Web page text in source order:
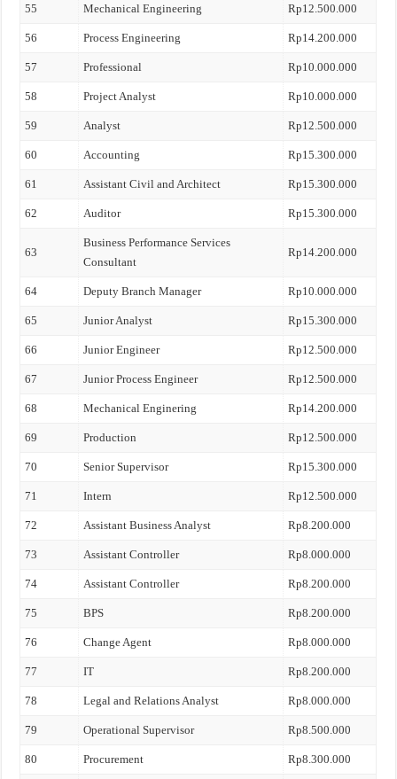
55 Mechanical Engineering Rp12.500.000
56 Process Engineering Rp14.200.000
57 Professional Rp10.000.000
58 Project Analyst Rp10.000.000
59 Analyst Rp12.500.000
60 Accounting Rp15.300.000
61 Assistant Civil and Architect Rp15.300.000
62 Auditor Rp15.300.000
63
Business Performance Services
Consultant
Rp14.200.000
64 Deputy Branch Manager Rp10.000.000
65 Junior Analyst Rp15.300.000
66 Junior Engineer Rp12.500.000
67 Junior Process Engineer Rp12.500.000
68 Mechanical Enginering Rp14.200.000
69 Production Rp12.500.000
70 Senior Supervisor Rp15.300.000
71 Intern Rp12.500.000
72 Assistant Business Analyst Rp8.200.000
73 Assistant Controller Rp8.000.000
74 Assistant Controller Rp8.200.000
75 BPS Rp8.200.000
76 Change Agent Rp8.000.000
77 IT Rp8.200.000
78 Legal and Relations Analyst Rp8.000.000
79 Operational Supervisor Rp8.500.000
80 Procurement Rp8.300.000